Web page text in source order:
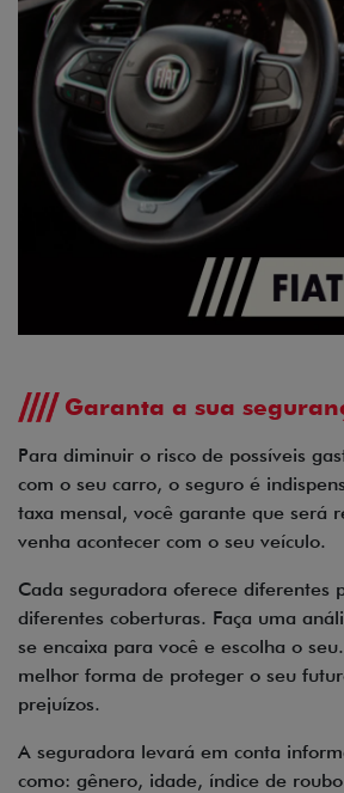
Garanta a sua
Para diminuir o risco de possíveis
com o seu carro, o seguro é
taxa mensal, você garante que será
venha acontecer com o seu veículo.
Cada seguradora oferece diferentes
diferentes coberturas. Faça uma
se encaixa para você e escolha o
melhor forma de proteger o seu
prejuízos.
A seguradora levará em conta
como: gênero, idade, índice de